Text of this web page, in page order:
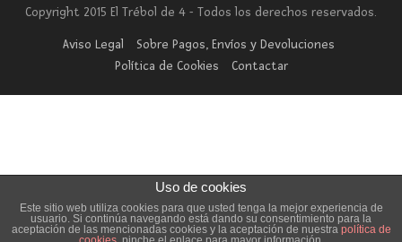
Copyright 2015 El Trébol de 4 - Todos los derechos reservados.
Aviso Legal
Sobre Pagos, Envíos y Devoluciones
Política de Cookies
Contactar
Uso de cookies
Este sitio web utiliza cookies para que usted tenga la mejor experiencia de
usuario. Si continúa navegando está dando su consentimiento para la
aceptación de las mencionadas cookies y la aceptación de nuestra política de